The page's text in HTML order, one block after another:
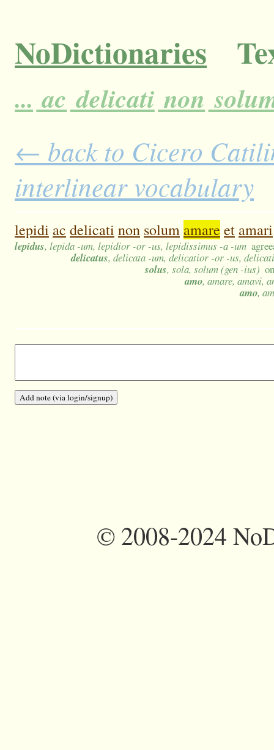
NoDictionaries
... ac delicati non
← back to Cicero
interlinear vocabulary
lepidi ac delicati non solum amare et amari
lepidus, lepida -um, lepidior -or -us, lepidissimus -a -um
delicatus, delicata -um, delicatior -or -us,
solus, sola, solum (gen -ius)
amo, amare, amavi,
amo,
©2008-2024